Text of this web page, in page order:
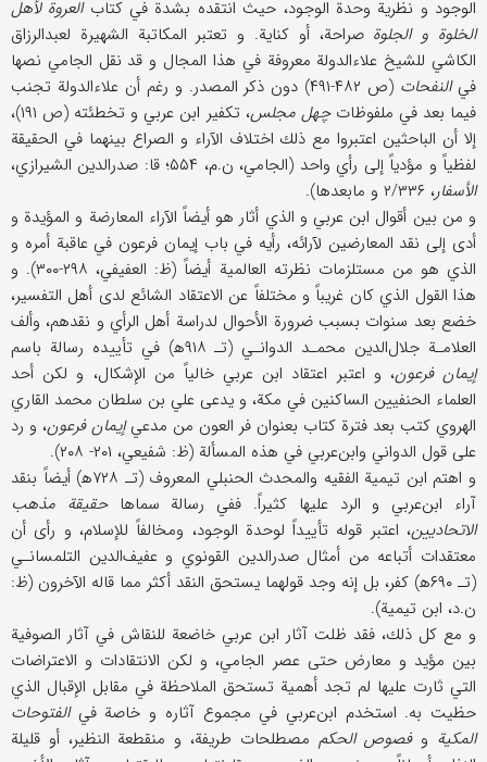
الوجود و نظرية وحدة الوجود، حيث انتقده بشدة في كتاب العروة لأهل
الخلوة و الجلوةصراحة، أو كناية. و تعتبر المكاتبة الشهيرة لعبد‌الرزاق
الكاشي للشيخ علاء‌الدولة معروفة في هذا المجال و قد نقل الجامي نصها
فيالنفحات
(ص ۴۸۲-۴۹۱) دون ذكر المصدر. و رغم أن علاء‌الدولة تجنب
فيما بعد في ملفوظات چهل مجلس
، تكفير ابن عربي و تخطئته (ص ۱۹۱)،
إلا أن الباحثين اعتبروا مع ذلك اختلاف الآراء و الصراع بينهما في الحقيقة
لفظياً و مؤدياً إلى رأي واحد (الجامي، ن.م، ۵۵۴؛ قا: صدرالدين الشيرازي،
الأسفار، ۲/۳۳۶ و مابعدها).
و من بين أقوال ابن عربي و الذي أثار هو أيضاً الآراء المعارضة و المؤيدة و
أدى إلى نقد المعارضين لآرائه، رأيه في باب إيمان فرعون في عاقبة أمره و
الذي هو من مستلزمات نظرته العالمية أيضاً (ظ: العفيفي، ۲۹۸-۳۰۰). و
هذا القول الذي كان غريباً و مختلفاً عن الاعتقاد الشائع لدى أهل التفسير،
خضع بعد سنوات بسبب ضرورة الأحوال لدراسة أهل الرأي و نقدهم، وألف
العلامـة جلال‌الدين محمـد الدوانـي (تـ ۹۱۸ه‍) في تأييده رسالة باسم
إيمان فرعون، و اعتبر اعتقاد ابن عربي خالياً من الإشكال، و لكن أحد
العلماء الحنفيين الساكنين في مكة، و يدعى علي بن سلطان محمد القاري
الهروي كتب بعد فترة كتاب بعنوان فر العون من مدعيإيمان فرعون، و رد
على قول الدواني وابن‌عربي في هذه المسألة (ظ: شفيعي، ۲۰۱- ۲۰۸).
و اهتم ابن تيمية الفقيه والمحدث الحنبلي المعروف (تـ ۷۲۸ه‍) أيضاً بنقد
آراء ابن‌عربي و الرد عليها كثيراً. ففي رسالة سماهاحقيقة مذهب
الاتحاديين، اعتبر قوله تأييداً لوحدة الوجود، ومخالفاً للإسلام، و رأى أن
معتقدات أتباعه من أمثال صدر‌الدين القونوي و عفيف‌الدين التلمسانـي
(تـ‍ ۶۹۰ه‍) كفر، بل إنه وجد قولهما يستحق النقد أكثر مما قاله الآخرون (ظ:
ن.د، ابن تيمية).
و مع كل ذلك، فقد ظلت آثار ابن عربي خاضعة للنقاش في آثار الصوفية
بين مؤيد و معارض حتى عصر الجامي، و لكن الانتقادات و الاعتراضات
التي ثارت عليها لم تجد أهمية تستحق الملاحظة في مقابل الإقبال الذي
حظيت به. استخدم ابن‌عربي في مجموع آثاره و خاصة في الفتوحات
المكية وفصوص الحكم مصطلحات طريفة، و منقطعة النظير، أو قليلة